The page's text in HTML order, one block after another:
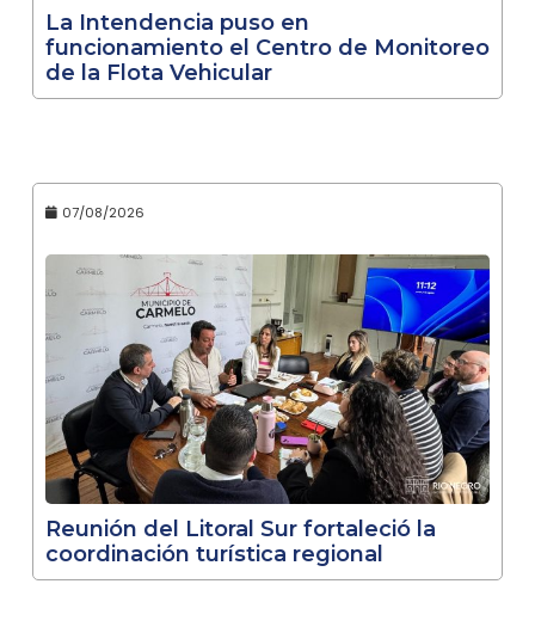
La Intendencia puso en
funcionamiento el Centro de Monitoreo
de la Flota Vehicular
07/08/2026
Reunión del Litoral Sur fortaleció la
coordinación turística regional